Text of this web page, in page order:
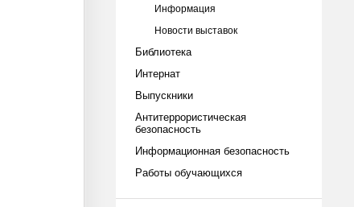
Информация
Новости выставок
Библиотека
Интернат
Выпускники
Антитеррористическая
безопасность
Информационная безопасность
Работы обучающихся